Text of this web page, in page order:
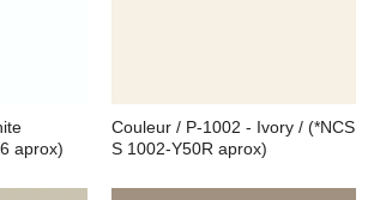
aprox)
Couleur / P-1002 - Ivory / (*NCS
S 1002-Y50R aprox)